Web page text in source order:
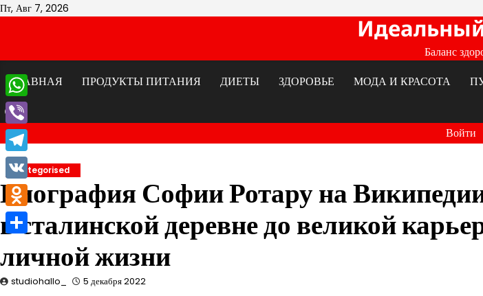
Перейти
Пт, Авг 7, 2026
Баланс
ГЛАВНАЯ
ПРОДУКТЫ ПИТАНИЯ ДИЕТЫ ЗДОРОВЬЕ МОДА И КРАСОТА
Войти
Uncategorised
Биография Софии Ротару на
в сталинской деревне до великой
личной жизни
studiohallo_ 5 декабря 2022
WhatsApp
Viber
Telegram
VK
Odnoklassniki